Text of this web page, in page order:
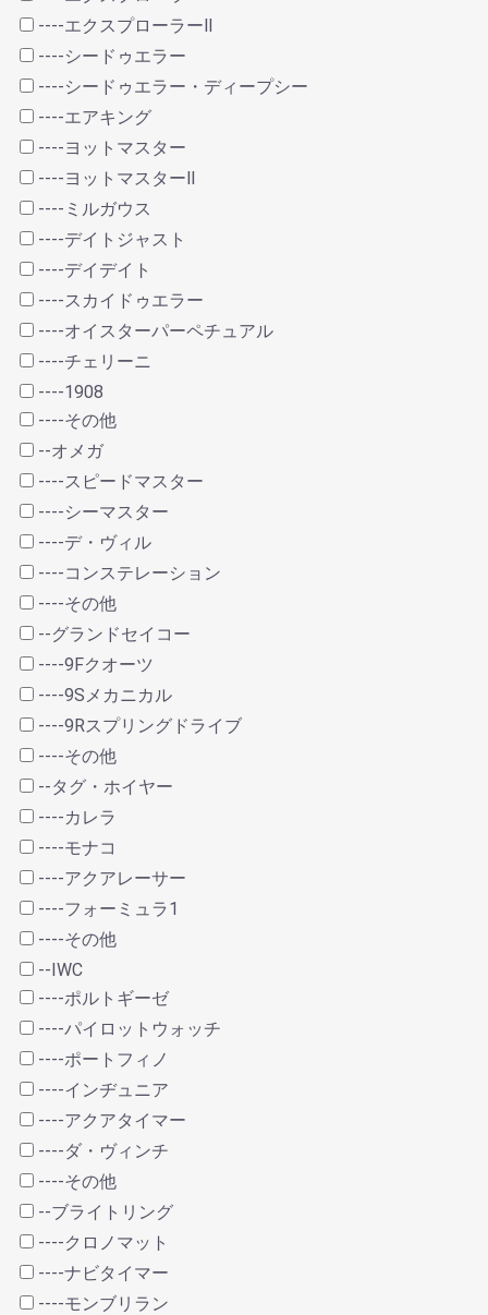
----エクスプローラーⅡ
----シードゥエラー
----シードゥエラー・ディープシー
----エアキング
----ヨットマスター
----ヨットマスターⅡ
----ミルガウス
----デイトジャスト
----デイデイト
----スカイドゥエラー
----オイスターパーペチュアル
----チェリーニ
----1908
----その他
--オメガ
----スピードマスター
----シーマスター
----デ・ヴィル
----コンステレーション
----その他
--グランドセイコー
----9Fクオーツ
----9Sメカニカル
----9Rスプリングドライブ
----その他
--タグ・ホイヤー
----カレラ
----モナコ
----アクアレーサー
----フォーミュラ1
----その他
--IWC
----ポルトギーゼ
----パイロットウォッチ
----ポートフィノ
----インヂュニア
----アクアタイマー
----ダ・ヴィンチ
----その他
--ブライトリング
----クロノマット
----ナビタイマー
----モンブリラン